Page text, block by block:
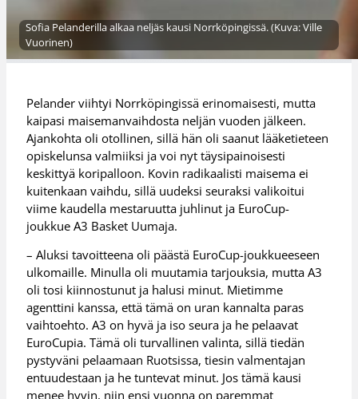
Sofia Pelanderilla alkaa neljäs kausi Norrköpingissä. (Kuva: Ville
Vuorinen)
Pelander viihtyi Norrköpingissä erinomaisesti, mutta
kaipasi maisemanvaihdosta neljän vuoden jälkeen.
Ajankohta oli otollinen, sillä hän oli saanut lääketieteen
opiskelunsa valmiiksi ja voi nyt täysipainoisesti
keskittyä koripalloon. Kovin radikaalisti maisema ei
kuitenkaan vaihdu, sillä uudeksi seuraksi valikoitui
viime kaudella mestaruutta juhlinut ja EuroCup-
joukkue A3 Basket Uumaja.
– Aluksi tavoitteena oli päästä EuroCup-joukkueeseen
ulkomaille. Minulla oli muutamia tarjouksia, mutta A3
oli tosi kiinnostunut ja halusi minut. Mietimme
agenttini kanssa, että tämä on uran kannalta paras
vaihtoehto. A3 on hyvä ja iso seura ja he pelaavat
EuroCupia. Tämä oli turvallinen valinta, sillä tiedän
pystyväni pelaamaan Ruotsissa, tiesin valmentajan
entuudestaan ja he tuntevat minut. Jos tämä kausi
menee hyvin, niin ensi vuonna on paremmat